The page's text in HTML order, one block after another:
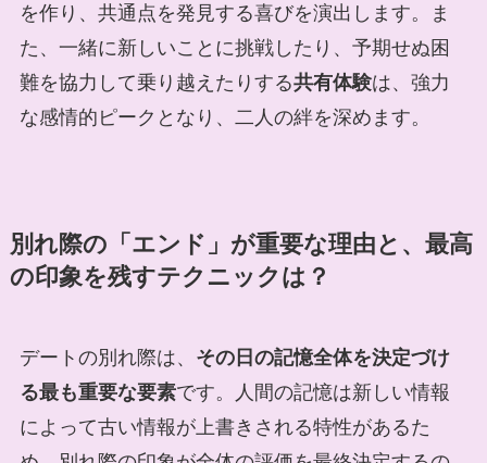
を作り、共通点を発見する喜びを演出します。ま
た、一緒に新しいことに挑戦したり、予期せぬ困
難を協力して乗り越えたりする共有体験は、強力
な感情的ピークとなり、二人の絆を深めます。
別れ際の「エンド」が重要な理由と、最高
の印象を残すテクニックは？
デートの別れ際は、 その日の記憶全体を決定づけ
る最も重要な要素です。人間の記憶は新しい情報
によって古い情報が上書きされる特性があるた